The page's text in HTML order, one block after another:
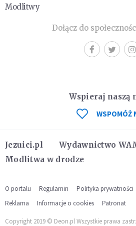
Modlitwy
Dołącz do
Jezuici.pl Wydawnictwo
Modlitwa w drodze
Wspieraj naszą
WSPOMÓŻ
O portalu Regulamin Polityka prywatności
Reklama
Informacje o cookies Patronat
Copyright 2019 © Deon.pl Wszystkie prawa